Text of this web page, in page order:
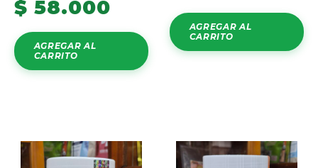
$ 58.000
AGREGAR AL
CARRITO
AGREGAR AL
CARRITO